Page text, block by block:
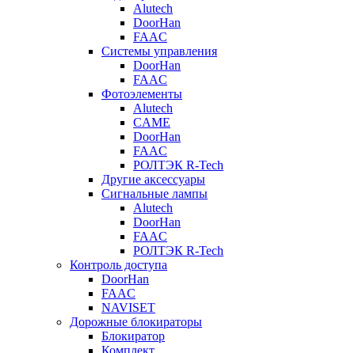
Alutech
DoorHan
FAAC
Системы управления
DoorHan
FAAC
Фотоэлементы
Alutech
CAME
DoorHan
FAAC
РОЛТЭК R-Tech
Другие аксессуары
Сигнальные лампы
Alutech
DoorHan
FAAC
РОЛТЭК R-Tech
Контроль доступа
DoorHan
FAAC
NAVISET
Дорожные блокираторы
Блокиратор
Комплект